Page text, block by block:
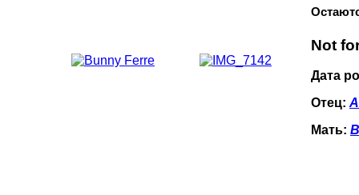
Not
Дата
Отец:
Мать: